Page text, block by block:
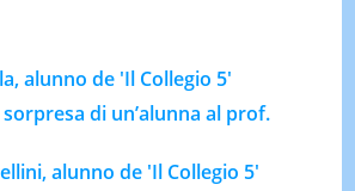
alunno de 'Il Collegio 5'
di un’alunna al prof.
alunno de 'Il Collegio 5'